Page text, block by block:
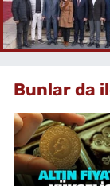
Bunlar da